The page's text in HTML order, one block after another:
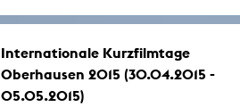
Internationale Kurzfilmtage
Oberhausen 2015 (30.04.2015 -
05.05.2015)